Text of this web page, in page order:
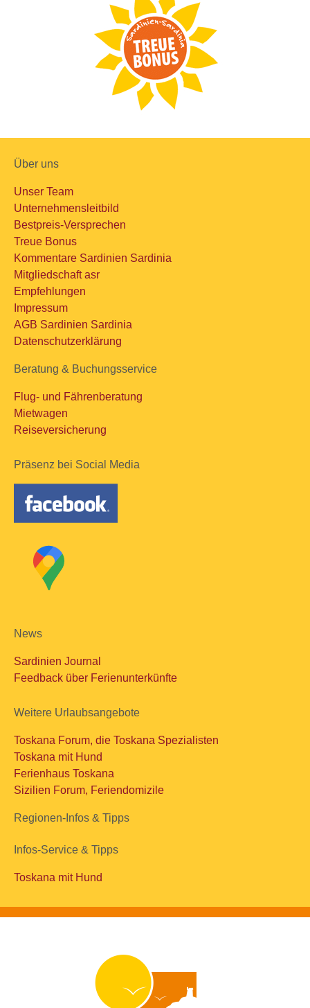
Über uns
Unser Team
Unternehmensleitbild
Bestpreis-Versprechen
Treue Bonus
Kommentare Sardinien Sardinia
Mitgliedschaft asr
Empfehlungen
Impressum
AGB Sardinien Sardinia
Datenschutzerklärung
Beratung & Buchungsservice
Flug- und Fährenberatung
Mietwagen
Reiseversicherung
Präsenz bei Social Media
News
Sardinien Journal
Feedback über Ferienunterkünfte
Weitere Urlaubsangebote
Toskana Forum, die Toskana Spezialisten
Toskana mit Hund
Ferienhaus Toskana
Sizilien Forum, Feriendomizile
Regionen-Infos & Tipps
Infos-Service & Tipps
Toskana mit Hund